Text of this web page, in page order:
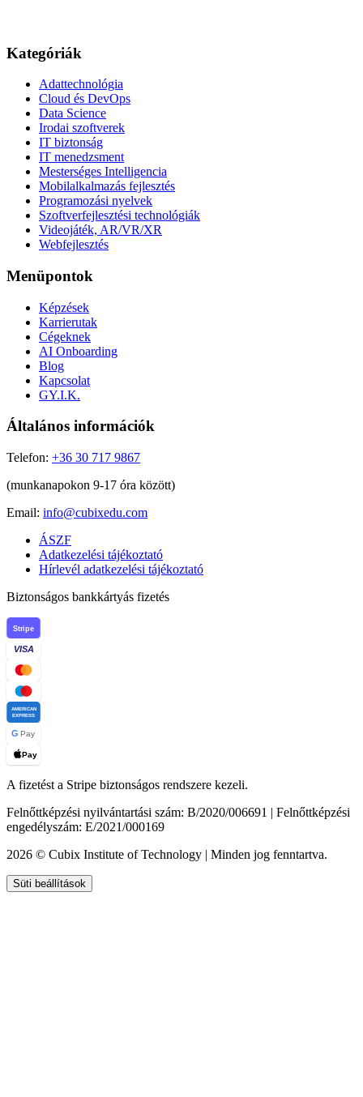
Kategóriák
Adattechnológia
Cloud és DevOps
Data Science
Irodai szoftverek
IT biztonság
IT menedzsment
Mesterséges Intelligencia
Mobilalkalmazás fejlesztés
Programozási nyelvek
Szoftverfejlesztési technológiák
Videojáték, AR/VR/XR
Webfejlesztés
Menüpontok
Képzések
Karrierutak
Cégeknek
AI Onboarding
Blog
Kapcsolat
GY.I.K.
Általános információk
Telefon: +36 30 717 9867
(munkanapokon 9-17 óra között)
Email: info@cubixedu.com
ÁSZF
Adatkezelési tájékoztató
Hírlevél adatkezelési tájékoztató
Biztonságos bankkártyás fizetés
Stripe
VISA
AMERICAN
EXPRESS
G Pay
Pay
A fizetést a Stripe biztonságos rendszere kezeli.
Felnőttképzési nyilvántartási szám: B/2020/006691 | Felnőttképzési
engedélyszám: E/2021/000169
2026 © Cubix Institute of Technology | Minden jog fenntartva.
Süti beállítások